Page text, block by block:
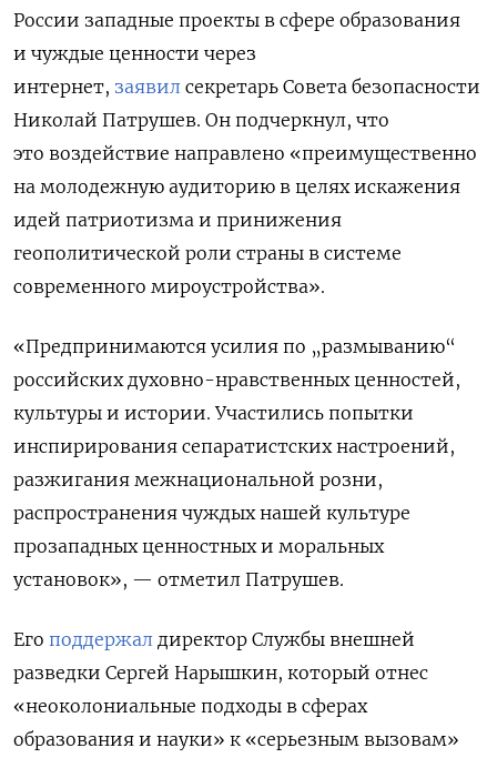
России западные проекты в сфере образования
и чуждые ценности через
интернет, заявил секретарь Совета безопасности
Николай Патрушев. Он подчеркнул, что
это воздействие направлено «преимущественно
на молодежную аудиторию в целях искажения
идей патриотизма и принижения
геополитической роли страны в системе
современного мироустройства».
«Предпринимаются усилия по „размыванию“
российских духовно-нравственных ценностей,
культуры и истории. Участились попытки
инспирирования сепаратистских настроений,
разжигания межнациональной розни,
распространения чуждых нашей культуре
прозападных ценностных и моральных
установок», — отметил Патрушев.
Его поддержал директор Службы внешней
разведки Сергей Нарышкин, который отнес
«неоколониальные подходы в сферах
образования и науки» к «серьезным вызовам»